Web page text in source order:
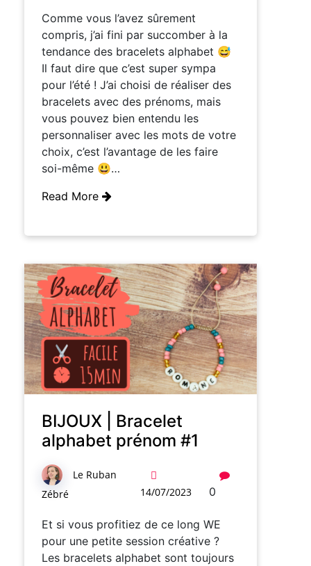
Comme vous l’avez sûrement
compris, j’ai fini par succomber à la
tendance des bracelets alphabet 😅
Il faut dire que c’est super sympa
pour l’été ! J’ai choisi de réaliser des
bracelets avec des prénoms, mais
vous pouvez bien entendu les
personnaliser avec les mots de votre
choix, c’est l’avantage de les faire
soi-même 😃…
Read More
BIJOUX | Bracelet
alphabet prénom #1
Le Ruban
Zébré
14/07/2023 0
Et si vous profitiez de ce long WE
pour une petite session créative ?
Les bracelets alphabet sont toujours